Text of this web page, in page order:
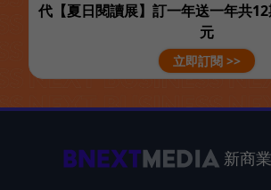
代【夏日閱讀展】訂一年送一年共
元
立即訂閱 >>
新商